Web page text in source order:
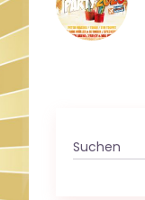
Search
for: